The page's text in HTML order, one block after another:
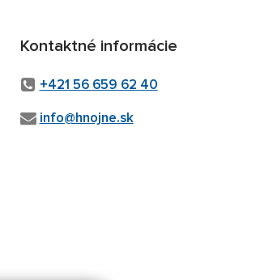
Kontaktné informácie
+421 56 659 62 40
info@hnojne.sk